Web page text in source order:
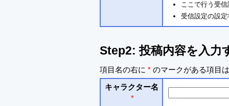
ここで行う受
受信設定の設
Step2: 投稿内容を入力
項目名の右に * のマークがある項目
キャラクター名
*